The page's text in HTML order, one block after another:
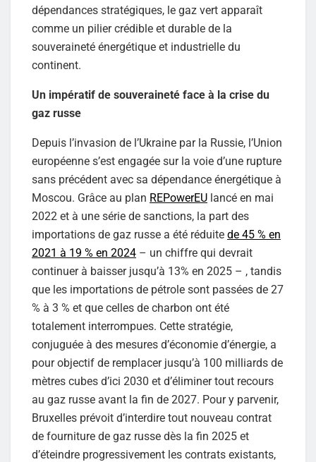
dépendances stratégiques, le gaz vert apparaît
comme un pilier crédible et durable de la
souveraineté énergétique et industrielle du
continent.
Un impératif de souveraineté face à la crise du
gaz russe
Depuis l’invasion de l’Ukraine par la Russie, l’Union
européenne s’est engagée sur la voie d’une rupture
sans précédent avec sa dépendance énergétique à
Moscou. Grâce au plan REPowerEU lancé en mai
2022 et à une série de sanctions, la part des
importations de gaz russe a été réduite de 45 % en
2021 à 19 % en 2024 – un chiffre qui devrait
continuer à baisser jusqu’à 13% en 2025 – , tandis
que les importations de pétrole sont passées de 27
% à 3 % et que celles de charbon ont été
totalement interrompues. Cette stratégie,
conjuguée à des mesures d’économie d’énergie, a
pour objectif de remplacer jusqu’à 100 milliards de
mètres cubes d’ici 2030 et d’éliminer tout recours
au gaz russe avant la fin de 2027. Pour y parvenir,
Bruxelles prévoit d’interdire tout nouveau contrat
de fourniture de gaz russe dès la fin 2025 et
d’éteindre progressivement les contrats existants,